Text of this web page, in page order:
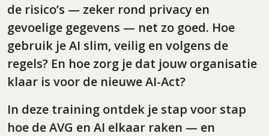
de risico’s — zeker rond privacy en
gevoelige gegevens — net zo goed. Hoe
gebruik je AI slim, veilig en volgens de
regels? En hoe zorg je dat jouw organisatie
klaar is voor de nieuwe AI-Act?
In deze training ontdek je stap voor stap
hoe de AVG en AI elkaar raken — en